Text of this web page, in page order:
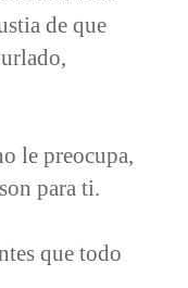
de que
le preocupa,
para ti.
que todo